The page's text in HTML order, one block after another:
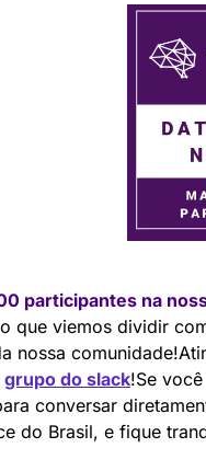
participantes na
que viemos dividir
nossa
grupo do slack!Se
conversar
do Brasil, e fique